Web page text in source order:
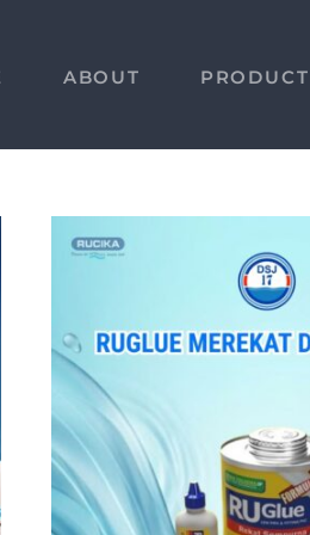
ABOUT PRODUCT